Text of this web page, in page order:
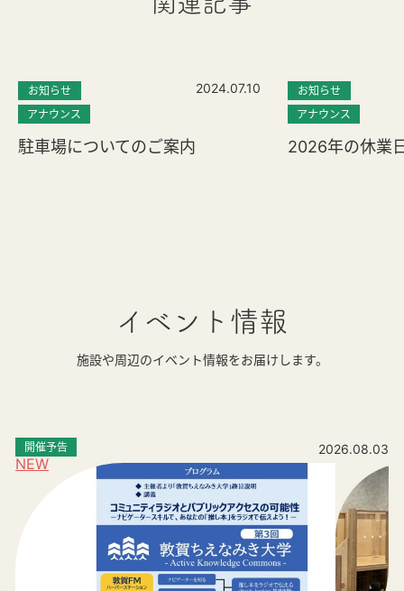
お知らせ
アナウンス
2024.07.10
駐車場についてのご案内
お知らせ
アナウンス
2026年の休業
イベント情報
施設や周辺のイベント情報をお届けします。
NEW
開催予告 2026.08.03